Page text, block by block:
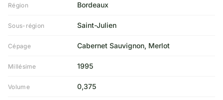
Région Bordeaux
Sous-région Saint-Julien
Cépage Cabernet Sauvignon, Merlot
Millésime 1995
Volume 0,375